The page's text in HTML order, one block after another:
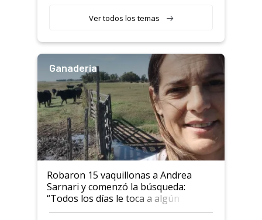
Ver todos los temas
Ganadería
Robaron 15 vaquillonas a Andrea
Sarnari y comenzó la búsqueda:
“Todos los días le toca a algún
productor”